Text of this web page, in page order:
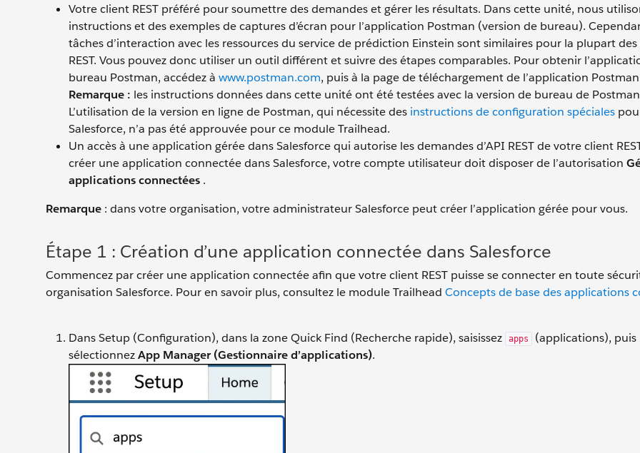
Votre client REST préféré pour soumettre des demandes et gérer les résultats. Dans cette unité, nous
instructions et des exemples de captures d’écran pour l’application Postman (version de bureau).
tâches d’interaction avec les ressources du service de prédiction Einstein sont similaires pour la plupart
REST. Vous pouvez donc utiliser un outil différent et suivre des étapes comparables. Pour obtenir
bureau Postman, accédez à www.postman.com, puis à la page de téléchargement de l’application
Remarque : les instructions données dans cette unité ont été testées avec la version de bureau de
L’utilisation de la version en ligne de Postman, qui nécessite des instructions de configuration spéciales
Salesforce, n’a pas été approuvée pour ce module Trailhead.
Un accès à une application gérée dans Salesforce qui autorise les demandes d’API REST de votre client
créer une application connectée dans Salesforce, votre compte utilisateur doit disposer de l’autorisation
applications connectées .
Remarque : dans votre organisation, votre administrateur Salesforce peut créer l’application gérée pour vous.
Étape 1 : Création d’une application connectée dans Salesforce
Commencez par créer une application connectée afin que votre client REST puisse se connecter en toute
organisation Salesforce. Pour en savoir plus, consultez le module Trailhead Concepts de base des applications
Dans Setup (Configuration), dans la zone Quick Find (Recherche rapide), saisissez apps
(applications), puis
sélectionnezApp Manager (Gestionnaire d’applications).